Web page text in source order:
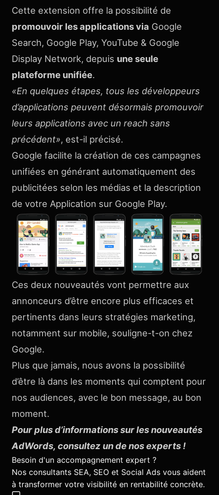
Cette extension offre la possibilité de
promouvoir les applications via Google
Search, Google Play, YouTube & Google
Display Network, depuis une seule
plateforme unifiée.
«En quelques étapes, tous les développeurs
d’applications peuvent désormais promouvoir
leurs applications avec un reach sans
précédent», est-il précisé.
Google facilite la création de ces campagnes
unifiées en générant automatiquement des
publicitées selon les médias et la description
de votre Application sur Google Play.
Ces deux nouveautés vont permettre aux
annonceurs d’être encore plus efficaces et
pertinents dans leurs stratégies marketing,
notamment sur mobile, souligne-t-on chez
Google.
Plus que jamais, nous avons la possibilité
d’être là dans les moments qui comptent pour
nos audiences, avec le bon message, au bon
moment.
Pour plus d’informations sur les nouveautés
AdWords, consultez un de nos experts !
Besoin d'un accompagnement expert ?
Nos consultants SEA, SEO et Social Ads vous aident
à transformer votre visibilité en rentabilité concrète.